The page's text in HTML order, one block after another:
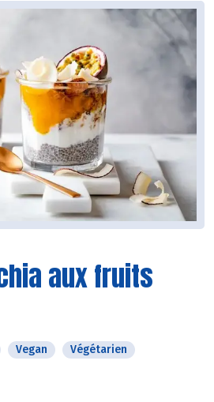
aux fruits
Vegan
Végétarien